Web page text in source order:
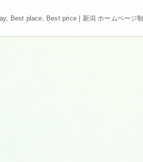
Best place, Best price | 新潟 ホームページ